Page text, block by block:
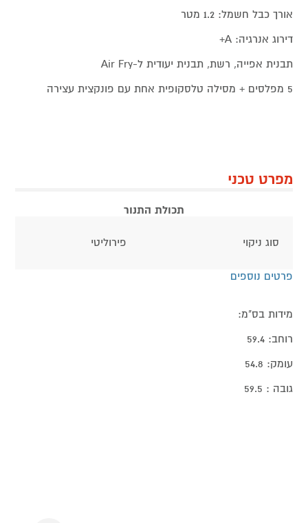
אורך כבל חשמל: 1.2 מטר
דירוג אנרגיה: A+
תבנית אפייה, רשת, תבנית יעודית ל-Air Fry
5 מפלסים + מסילה טלסקופית אחת עם פונקצית עצירה
מפרט טכני
תכולת התנור
סוג ניקוי פירוליטי
פרטים נוספים
מידות בס"מ:
רוחב: 59.4
עומק: 54.8
גובה : 59.5